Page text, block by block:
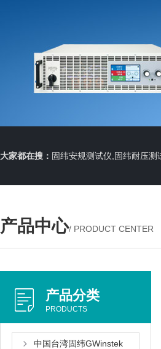
大家都在搜： 固纬安规测试仪,固纬耐压测
产品中心/ PRODUCT CENTER
产品分类
PRODUCTS
中国台湾固纬GWinstek